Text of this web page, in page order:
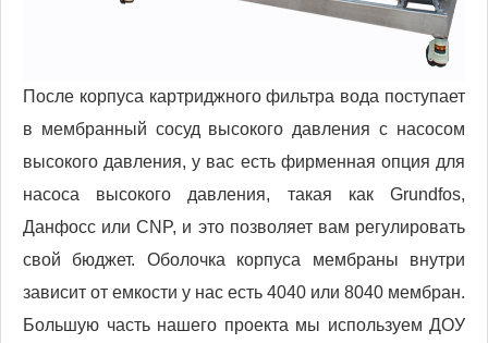
После корпуса картриджного фильтра вода поступает
в мембранный сосуд высокого давления с насосом
высокого давления, у вас есть фирменная опция для
насоса высокого давления, такая как Grundfos,
Данфосс или CNP, и это позволяет вам регулировать
свой бюджет. Оболочка корпуса мембраны внутри
зависит от емкости у нас есть 4040 или 8040 мембран.
Большую часть нашего проекта мы используем ДОУ